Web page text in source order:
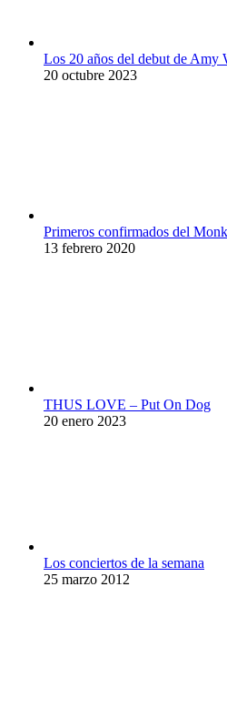
Los 20 años del debut de Amy
20 octubre 2023
Primeros confirmados del
13 febrero 2020
THUS LOVE – Put On Dog
20 enero 2023
Los conciertos de la semana
25 marzo 2012